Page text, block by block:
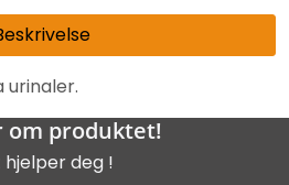
urinaler.
om produktet!
deg !